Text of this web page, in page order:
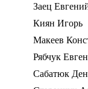
Заец
Киян Игорь
Макеев
Рябчук
Сабатюк